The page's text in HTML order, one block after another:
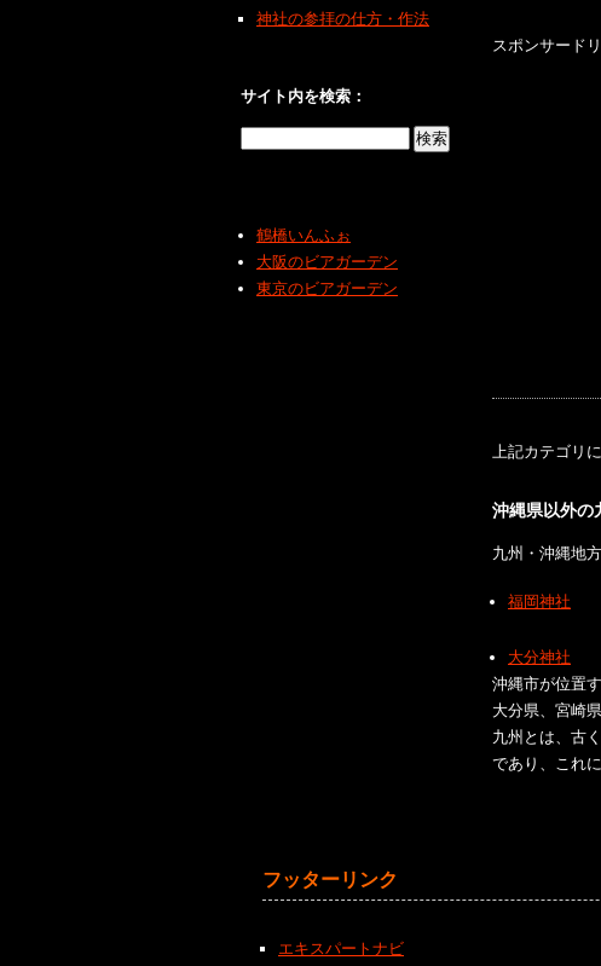
スポンサード
上記カテゴリ
沖縄県以外の
九州・沖縄地
福岡神社
大分神社
沖縄市が位置
大分県、宮崎
九州とは、古
であり、これ
神社の参拝の仕方・作法
サイト内を検索：
鶴橋いんふぉ
大阪のビアガーデン
東京のビアガーデン
フッターリンク
エキスパートナビ